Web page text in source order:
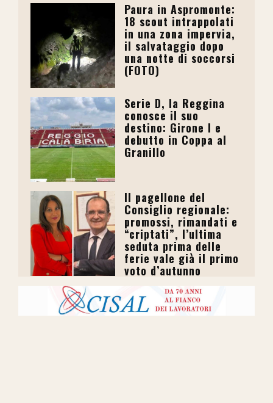
Paura in Aspromonte:
18 scout intrappolati
in una zona impervia,
il salvataggio dopo
una notte di soccorsi
(FOTO)
Serie D, la Reggina
conosce il suo
destino: Girone I e
debutto in Coppa al
Granillo
Il pagellone del
Consiglio regionale:
promossi, rimandati e
“criptati”, l’ultima
seduta prima delle
ferie vale già il primo
voto d’autunno